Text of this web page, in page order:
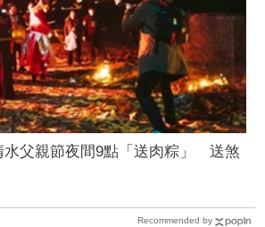
水父親節夜間9點「送肉粽」 送煞
Recommended by